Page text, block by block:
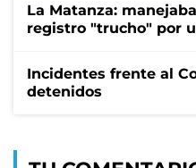
La Matanza:
registro "trucho" por
Incidentes frente al
detenidos